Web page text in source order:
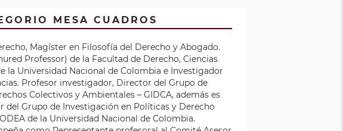
MESA CUADROS
Magíster en Filosofía del Derecho y Abogado.
Professor) de la Facultad de Derecho, Ciencias
la Universidad Nacional de Colombia e Investigador
Profesor investigador, Director del Grupo de
Colectivos y Ambientales – GIDCA, además es
del Grupo de Investigación en Políticas y Derecho
de la Universidad Nacional de Colombia.